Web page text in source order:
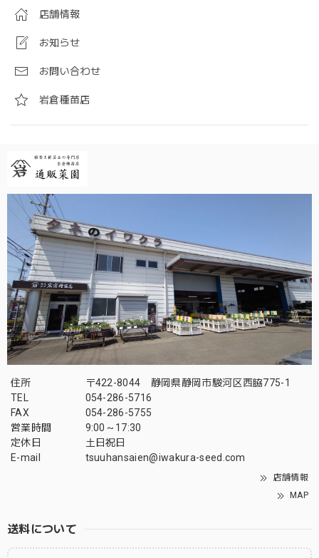
店舗情報
お知らせ
お問い合わせ
岩倉種苗店
住所
〒422-8044 静岡県静岡市駿河区西脇775-1
TEL
054-286-5716
FAX
054-286-5755
営業時間
9:00～17:30
定休日
土日祝日
E-mail
tsuuhansaien@iwakura-seed.com
店舗情報
MAP
送料について